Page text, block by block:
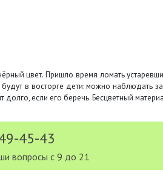
цвет. Пришло время ломать
в восторге дети: можно наблюдать
если его беречь. Бесцветный
45-43
вопросы с 9 до 21